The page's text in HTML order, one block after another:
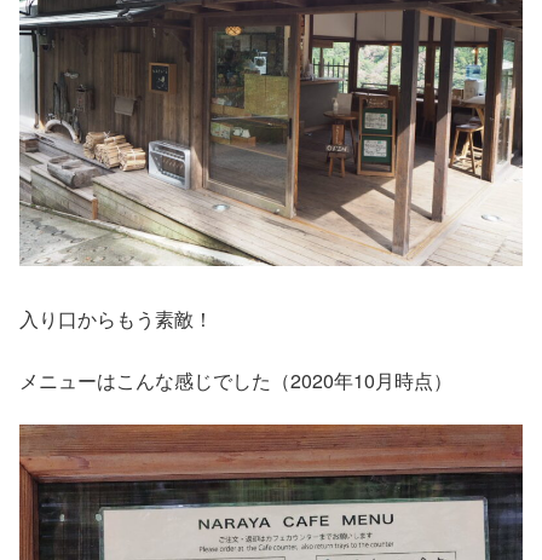
入り口からもう素敵！
メニューはこんな感じでした（2020年10月時点）